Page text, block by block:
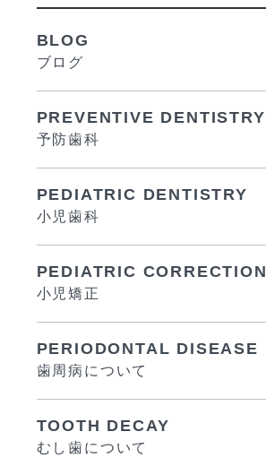
BLOG
ブログ
PREVENTIVE DENTISTRY
予防歯科
PEDIATRIC DENTISTRY
小児歯科
PEDIATRIC CORRECTION
小児矯正
PERIODONTAL DISEASE
歯周病について
TOOTH DECAY
むし歯について